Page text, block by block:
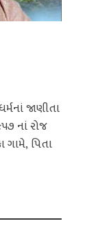
જાણીતા
નાં રોજ
ગામે, પિતા